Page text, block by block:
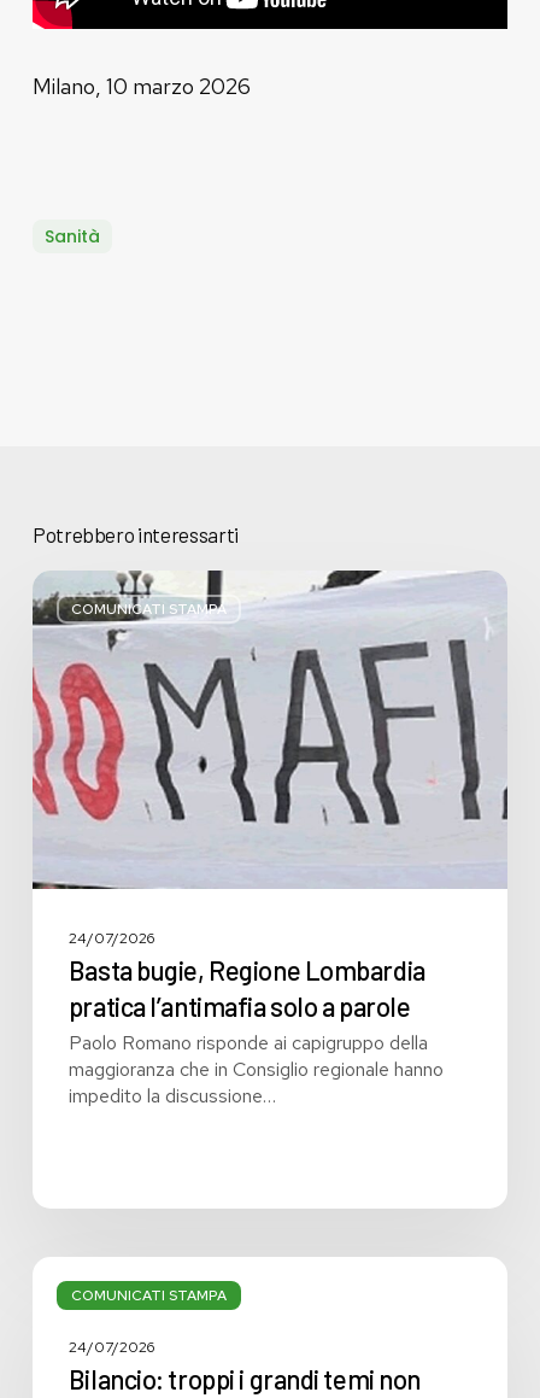
Milano, 10 marzo 2026
Sanità
Potrebbero interessarti
COMUNICATI STAMPA
Basta
bugie,
Regione
Lombardia
pratica
l’antimafia
solo
a
parole
24/07/2026
Basta bugie, Regione Lombardia
pratica l’antimafia solo a parole
Paolo Romano risponde ai capigruppo della
maggioranza che in Consiglio regionale hanno
impedito la discussione…
COMUNICATI STAMPA
Bilancio:
troppi
grandi24/07/2026
Bilancio: troppi i grandi temi non